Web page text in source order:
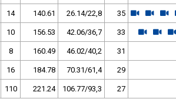
14 140.61 26.14/22,8 35
10 156.53 42.06/36,7 33
8 160.49 46.02/40,2 31
16 184.78 70.31/61,4 29
110 221.24 106.77/93,3 27